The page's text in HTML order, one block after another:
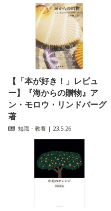
【「本が好き！」レビュ
ー】『海からの贈物』ア
ン・モロウ・リンドバーグ
著
知識・教養 | 23.5.26